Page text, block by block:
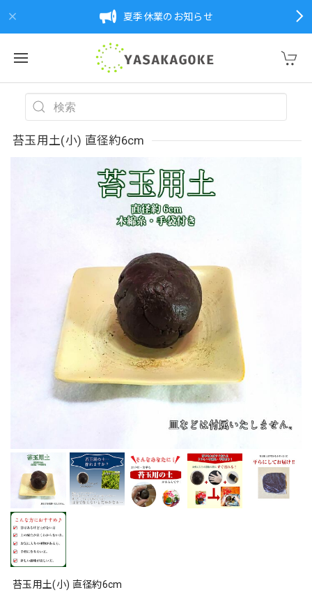
夏季休業のお知らせ
苔玉用土(小) 直径約6cm
苔玉用土(小) 直径約6cm